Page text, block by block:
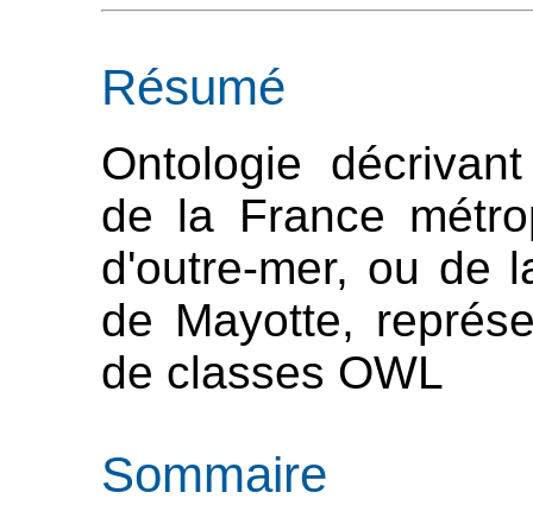
Résumé
Ontologie
de la France
d'outre-mer, ou de
de Mayotte,
de classes OWL
Sommaire